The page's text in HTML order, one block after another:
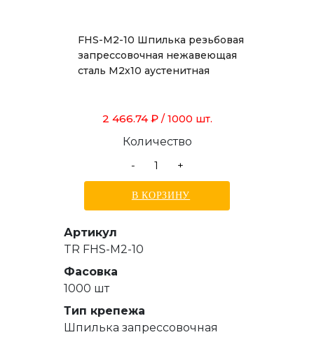
FHS-M2-10 Шпилька резьбовая
запрессовочная нежавеющая
сталь М2х10 аустенитная
2 466.74 ₽ / 1000 шт.
Количество
-
+
В КОРЗИНУ
Артикул
TR FHS-M2-10
Фасовка
1000 шт
Тип крепежа
Шпилька запрессовочная